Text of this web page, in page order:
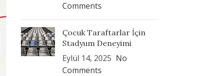
Comments
Çocuk Taraftarlar İçin
Stadyum Deneyimi
Eylül 14, 2025 No
Comments